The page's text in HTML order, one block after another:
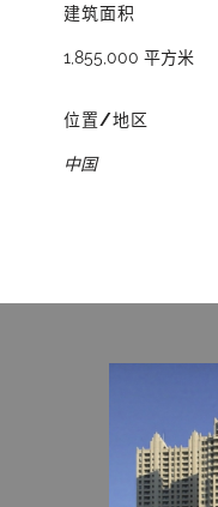
建筑面积
1,855,000 平方米
位置/地区
中国